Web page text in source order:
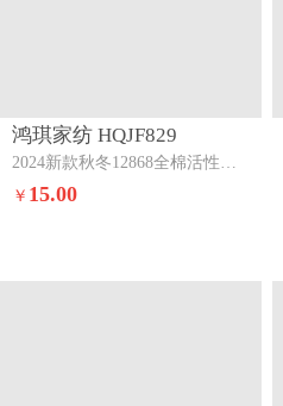
鸿琪家纺 HQJF829
￥ 15.00